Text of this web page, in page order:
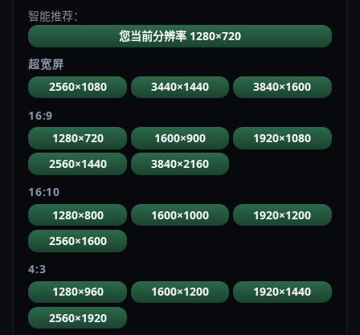
智能推荐：
您当前分辨率 1280×720
超宽屏
2560×1080
3440×1440
3840×1600
16:9
1280×720
1600×900
1920×1080
2560×1440
3840×2160
16:10
1280×800
1600×1000
1920×1200
2560×1600
4:3
1280×960
1600×1200
1920×1440
2560×1920